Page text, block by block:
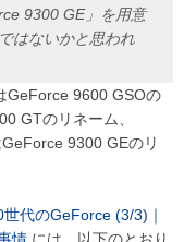
9300 GE」を用意
はないかと思われ
GeForce 9600 GSOの
GTのリネーム、
9300 GEのリ
代のGeForce (3/3)｜